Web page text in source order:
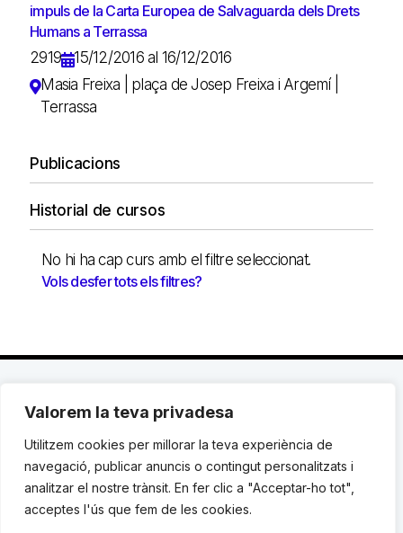
Valorem la teva privadesa
Utilitzem cookies per millorar la teva experiència de
navegació, publicar anuncis o contingut personalitzats i
analitzar el nostre trànsit. En fer clic a "Acceptar-ho tot",
acceptes l'ús que fem de les cookies.
impuls de la Carta Europea de Salvaguarda dels Drets
Humans a Terrassa
2919
15/12/2016 al 16/12/2016
Masia Freixa | plaça de Josep Freixa i Argemí |
Terrassa
Publicacions
Historial de cursos
No hi ha cap curs amb el filtre seleccionat.
Vols desfer tots els filtres?
C. Avinyó 44, 2n | 08002 Barcelona |
119 03 72|institut@idhc.org
© Institut de Drets Humans de Catalunya.